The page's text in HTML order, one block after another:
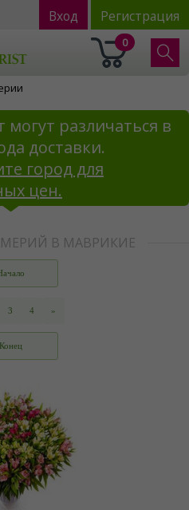
Вход Регистрация
0
различаться в
доставки.
город для
цен.
В МАВРИКИЕ
3 4 »
Конец